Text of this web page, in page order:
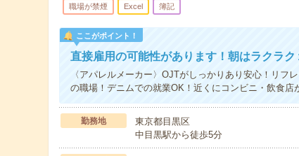
職場が禁煙 Excel 簿記
ここがポイント！
直接雇用の可能性があります！朝はラクラ
〈アパレルメーカー〉OJTがしっかりあり安心！リフ
の職場！デニムでの就業OK！近くにコンビニ・飲食店
勤務地
東京都目黒区
中目黒駅から徒歩5分